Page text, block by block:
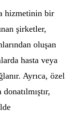
hizmetinin bir
şirketler,
oluşan
hasta veya
Ayrıca, özel